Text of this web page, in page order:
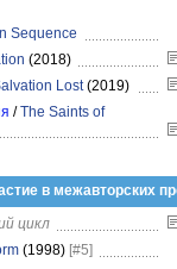
Sequence
(2018)
Lost(2019)
/The Saints of
в межавторских
цикл
(1998) [#5]